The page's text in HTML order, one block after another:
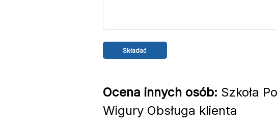
Ocena innych osób: Szkoła
Wigury Obsługa klienta